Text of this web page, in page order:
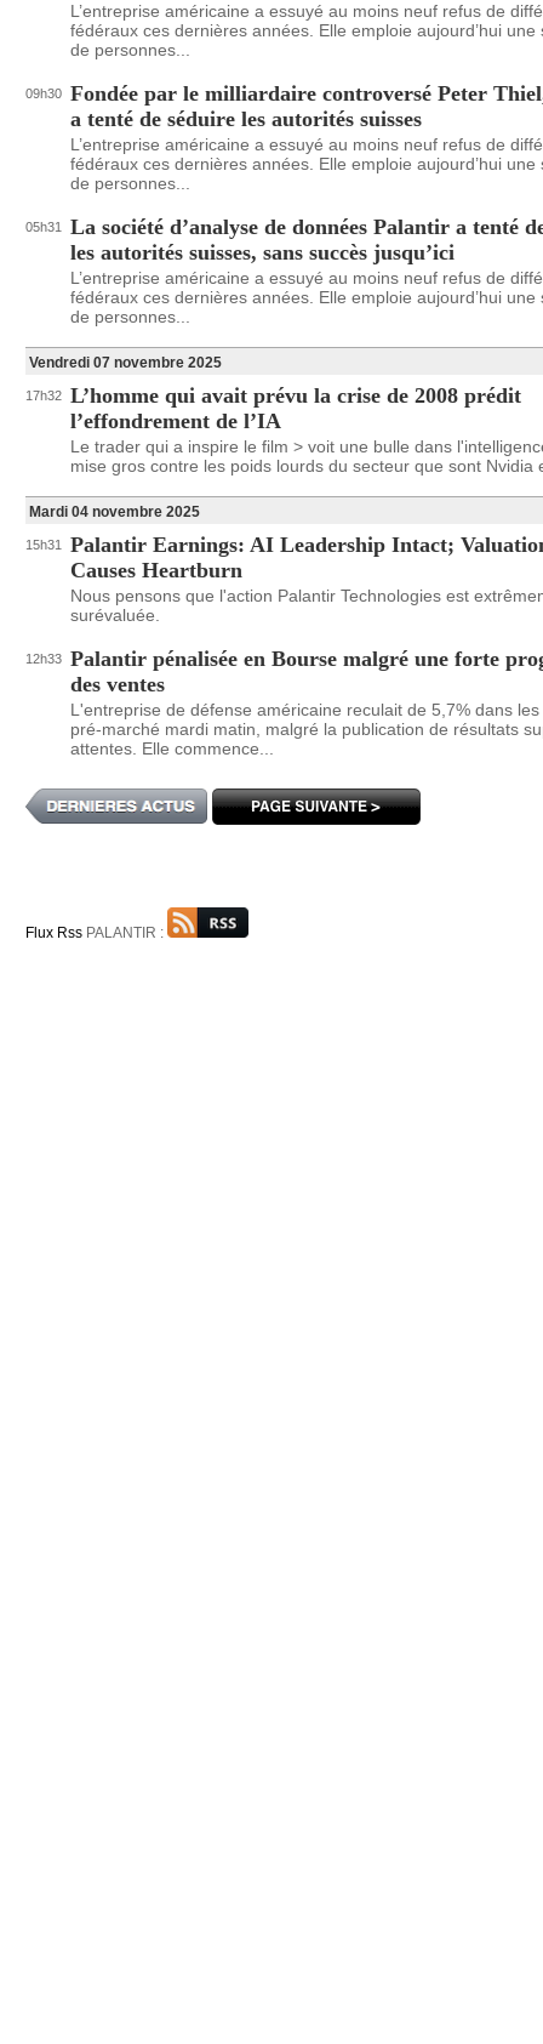
L’entreprise américaine a essuyé au moins neuf refus de
fédéraux ces dernières années. Elle emploie aujourd’hui une
de personnes...
09h30 Fondée par le milliardaire controversé Peter
a tenté de séduire les autorités suisses
L’entreprise américaine a essuyé au moins neuf refus de
fédéraux ces dernières années. Elle emploie aujourd’hui une
de personnes...
05h31
La société d’analyse de données Palantir a tenté
les autorités suisses, sans succès jusqu’ici
L’entreprise américaine a essuyé au moins neuf refus de
fédéraux ces dernières années. Elle emploie aujourd’hui une
de personnes...
Vendredi 07 novembre 2025
17h32 L’homme qui avait prévu la crise de 2008 prédit
l’effondrement de l’IA
Le trader qui a inspire le film > voit une bulle dans
mise gros contre les poids lourds du secteur que sont Nvidia
Mardi 04 novembre 2025
15h31
Palantir Earnings: AI Leadership Intact;
Causes Heartburn
Nous pensons que l'action Palantir Technologies est
surévaluée.
12h33 Palantir pénalisée en Bourse malgré une forte
des ventes
L'entreprise de défense américaine reculait de 5,7% dans
pré-marché mardi matin, malgré la publication de résultats
attentes. Elle commence...
Flux Rss PALANTIR :